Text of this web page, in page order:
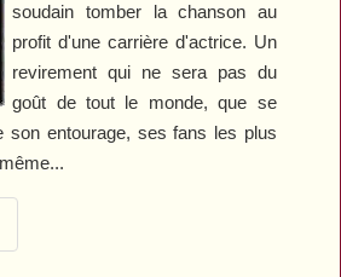
soudain tomber la chanson au
profit d'une carrière d'actrice. Un
revirement qui ne sera pas du
goût de tout le monde, que se
son entourage, ses fans les plus